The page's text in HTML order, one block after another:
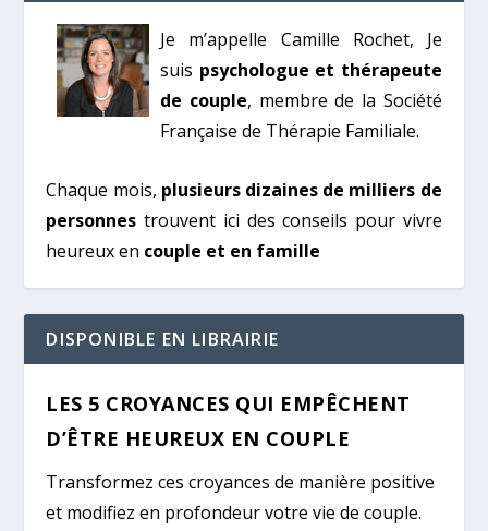
Je m’appelle Camille Rochet, Je
suis psychologue et thérapeute
de couple, membre de la Société
Française de Thérapie Familiale.
Chaque mois, plusieurs dizaines de milliers de
personnes trouvent ici des conseils pour vivre
heureux en couple et en famille
DISPONIBLE EN LIBRAIRIE
LES 5 CROYANCES QUI EMPÊCHENT
D’ÊTRE HEUREUX EN COUPLE
Transformez ces croyances de manière positive
et modifiez en profondeur votre vie de couple.